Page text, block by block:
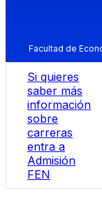
Facultad de
Si quieres
saber más
información
sobre
carreras
entra a
Admisión
FEN